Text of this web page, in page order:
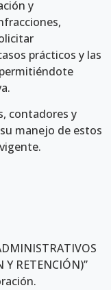
y
prácticos y las
contadores y
manejo de estos
Y RETENCIÓN)”